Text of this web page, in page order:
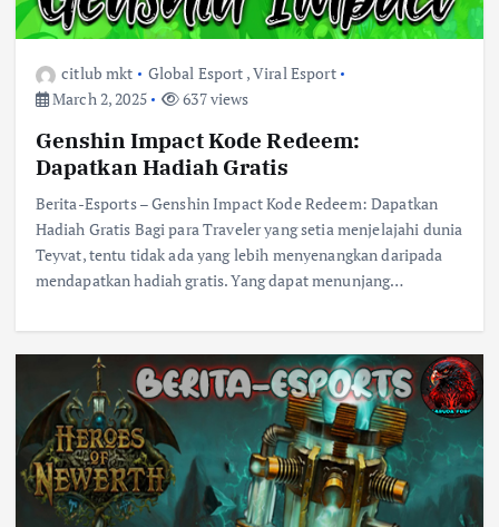
citlub mkt Global Esport ,Viral Esport
March 2, 2025
637 views
Genshin Impact Kode Redeem:
Dapatkan Hadiah Gratis
Berita-Esports – Genshin Impact Kode Redeem: Dapatkan
Hadiah Gratis Bagi para Traveler yang setia menjelajahi dunia
Teyvat, tentu tidak ada yang lebih menyenangkan daripada
mendapatkan hadiah gratis. Yang dapat menunjang…